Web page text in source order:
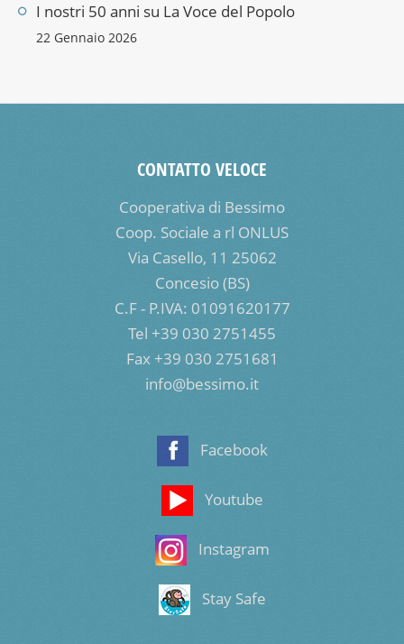
I nostri 50 anni su La Voce del Popolo
22 Gennaio 2026
CONTATTO VELOCE
Cooperativa di Bessimo
Coop. Sociale a rl ONLUS
Via Casello, 11 25062
Concesio (BS)
C.F - P.IVA: 01091620177
Tel +39 030 2751455
Fax +39 030 2751681
info@bessimo.it
Facebook
Youtube
Instagram
Stay Safe